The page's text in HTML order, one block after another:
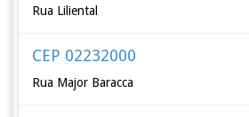
Rua Liliental
CEP 02232000
Rua Major Baracca